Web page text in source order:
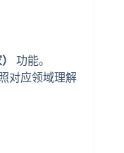
功能。
对应领域理解